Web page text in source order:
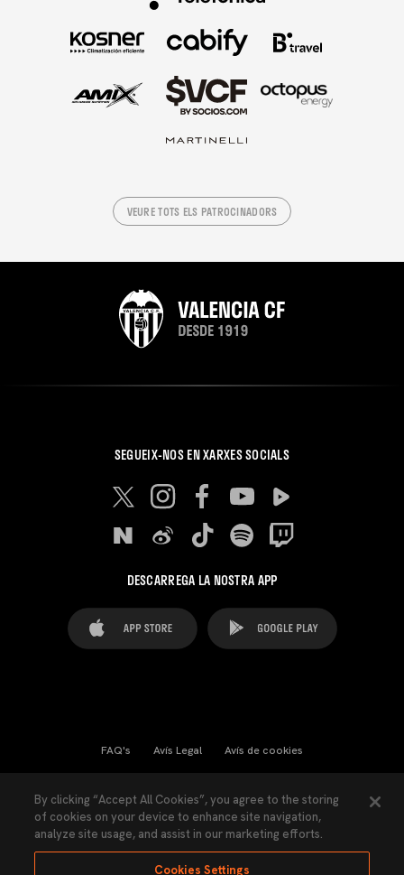
VEURE TOTS ELS PATROCINADORS
SEGUEIX-NOS EN XARXES SOCIALS
DESCARREGA LA NOSTRA APP
FAQ's Avís Legal Avís de cookies
Llei de Transparència Política de Privacitat
Accessibilitat
By clicking “Accept All Cookies”, you agree to the storing
of cookies on your device to enhance site navigation,
analyze site usage, and assist in our marketing efforts.
Cookies Settings